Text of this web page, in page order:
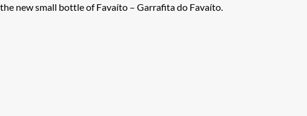
new small bottle of Favaíto – Garrafita do Favaíto.